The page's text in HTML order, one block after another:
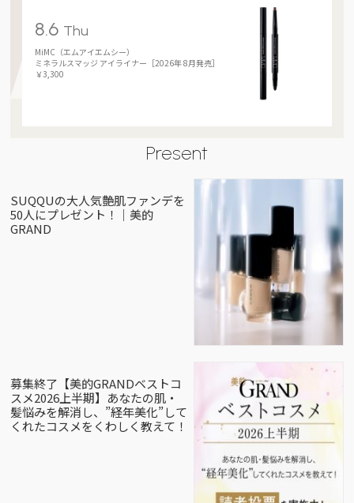
8.6 Thu
MiMC（エムアイエムシー）
ミネラルスマッジ アイライナー［2026年 8月発売］
￥3,300
Present
SUQQUの大人気艶肌ファンデを
50人にプレゼント！｜美的
GRAND
募集終了【美的GRANDベストコ
スメ2026上半期】あなたの肌・
髪悩みを解消し、”経年美化”して
くれたコスメをくわしく教えて！